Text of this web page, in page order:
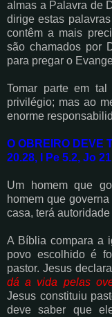
almas a Palavra de
dirige estas
contêm a mais
são chamados por
para pregar o
Tomar parte em tal
privilégio; mas ao
enorme
O OBREIRO DEVE
20.28, I Pe 5.2, Jo
Um homem que
homem que
casa, terá
A Bíblia compara a
povo escolhido é
pastor. Jesus
dá a vida pelas
Jesus constituiu
deve saber que